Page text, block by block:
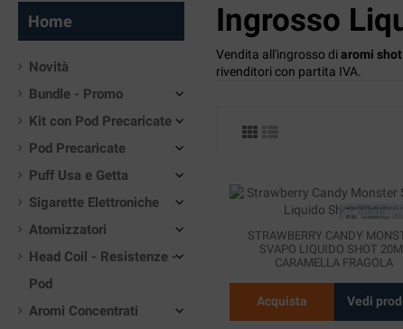
Ingrosso
Vendita all'ingrosso diaromi shot
rivenditori con partita IVA.
STRAWBERRY CANDY
SVAPO LIQUIDO SHOT
CARAMELLA FRAGOLA
Acquista Vedi
Home
Novità
Bundle - Promo
Kit con Pod Precaricate
Pod Precaricate
Puff Usa e Getta
Sigarette Elettroniche
Atomizzatori
Head Coil - Resistenze -
Pod
Aromi Concentrati